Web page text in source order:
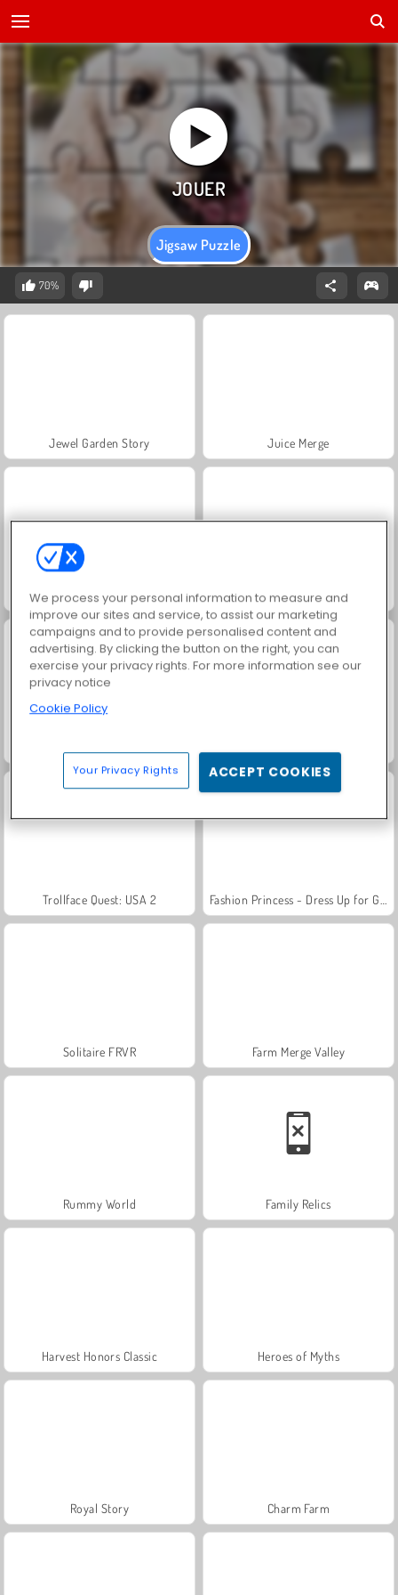
Jigsaw Puzzle
70%
Jewel Garden Story Juice Merge
Grand Mahjong Connect Masha and the Bear: Meadows
Trollface Quest: USA 2
Solitaire FRVR Farm Merge Valley
Rummy World Family Relics
Harvest Honors Classic Heroes of Myths
Royal Story Charm Farm
We process your personal information to measure and
improve our sites and service, to assist our marketing
campaigns and to provide personalised content and
advertising. By clicking the button on the right, you can
exercise your privacy rights. For more information see our
privacy notice
Cookie Policy
Your Privacy Rights ACCEPT COOKIES